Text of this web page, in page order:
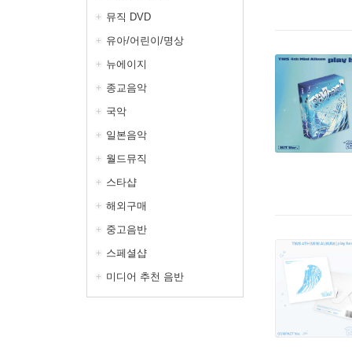
뮤직 DVD
유아/어린이/명상
뉴에이지
종교음악
국악
일본음악
월드뮤직
스타샵
해외구매
중고음반
스페셜샵
미디어 추천 음반